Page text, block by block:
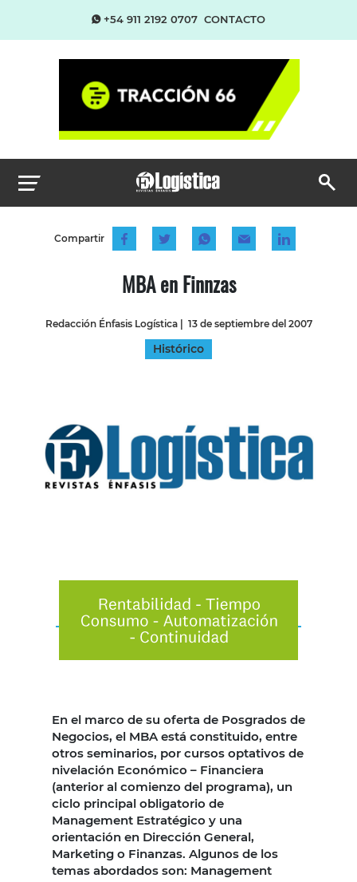
+54 911 2192 0707 CONTACTO
Compartir
MBA en Finnzas
Redacción Énfasis Logística| 13 de septiembre del 2007
Histórico
En el marco de su oferta de Posgrados de
Negocios, el MBA está constituido, entre
otros seminarios, por cursos optativos de
nivelación Económico – Financiera
(anterior al comienzo del programa), un
ciclo principal obligatorio de
Management Estratégico y una
orientación en Dirección General,
Marketing o Finanzas. Algunos de los
temas abordados son: Management